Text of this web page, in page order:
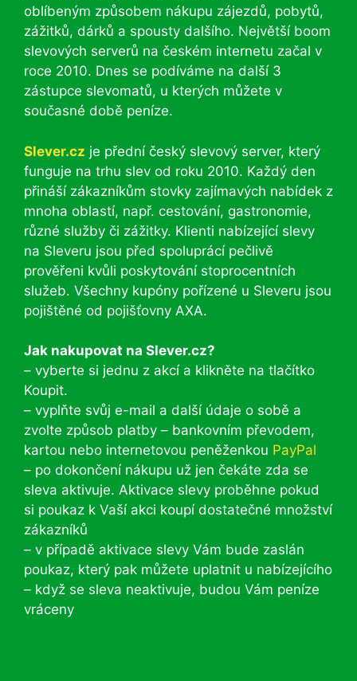
oblíbeným způsobem nákupu zájezdů, pobytů,
zážitků, dárků a spousty dalšího. Největší boom
slevových serverů na českém internetu začal v
roce 2010. Dnes se podíváme na další 3
zástupce slevomatů, u kterých můžete v
současné době peníze.
Slever.cz je přední český slevový server, který
funguje na trhu slev od roku 2010. Každý den
přináší zákazníkům stovky zajímavých nabídek z
mnoha oblastí, např. cestování, gastronomie,
různé služby či zážitky. Klienti nabízející slevy
na Sleveru jsou před spoluprácí pečlivě
prověřeni kvůli poskytování stoprocentních
služeb. Všechny kupóny pořízené u Sleveru jsou
pojištěné od pojišťovny AXA.
Jak nakupovat na Slever.cz?
– vyberte si jednu z akcí a klikněte na tlačítko
Koupit.
– vyplňte svůj e-mail a další údaje o sobě a
zvolte způsob platby – bankovním převodem,
kartou nebo internetovou peněženkou PayPal
– po dokončení nákupu už jen čekáte zda se
sleva aktivuje. Aktivace slevy proběhne pokud
si poukaz k Vaší akci koupí dostatečné množství
zákazníků
– v případě aktivace slevy Vám bude zaslán
poukaz, který pak můžete uplatnit u nabízejícího
– když se sleva neaktivuje, budou Vám peníze
vráceny